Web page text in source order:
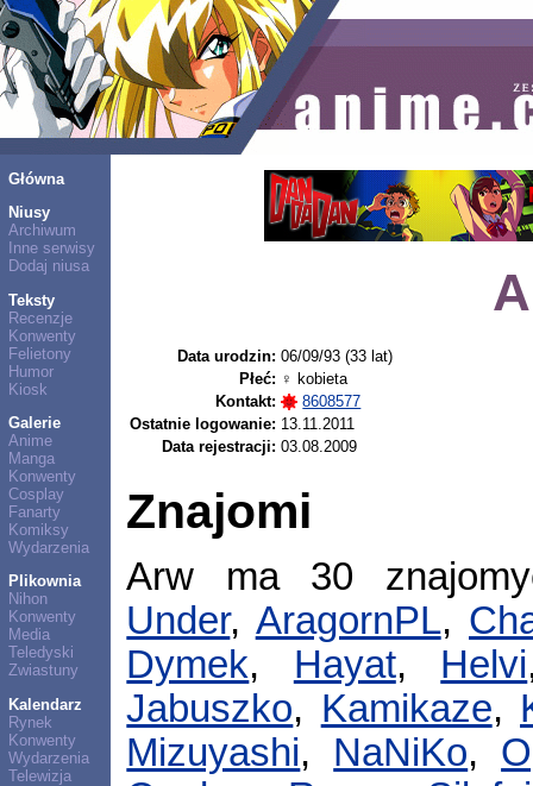
Główna
Niusy
Archiwum
Inne serwisy
Dodaj niusa
Teksty
Recenzje
Konwenty
Felietony
Humor
Kiosk
Galerie
Anime
Manga
Konwenty
Cosplay
Fanarty
Komiksy
Wydarzenia
Plikownia
Nihon
Konwenty
Media
Teledyski
Zwiastuny
Kalendarz
Rynek
Konwenty
Wydarzenia
Telewizja
Data urodzin: 06/09/93 (33 lat)
Płeć: ♀ kobieta
Kontakt:
8608577
Ostatnie logowanie: 13.11.2011
Data rejestracji: 03.08.2009
Znajomi
Arw ma 30
Under, AragornPL,
Dymek, Hayat, Helvi
Jabuszko, Kamikaze,
Mizuyashi, NaNiKo,